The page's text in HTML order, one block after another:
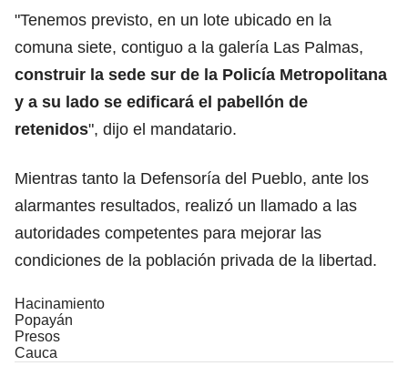
"Tenemos previsto, en un lote ubicado en la
comuna siete, contiguo a la galería Las Palmas,
construir la sede sur de la Policía Metropolitana
y a su lado se edificará el pabellón de
retenidos", dijo el mandatario.
Mientras tanto la Defensoría del Pueblo, ante los
alarmantes resultados, realizó un llamado a las
autoridades competentes para mejorar las
condiciones de la población privada de la libertad.
Hacinamiento
Popayán
Presos
Cauca